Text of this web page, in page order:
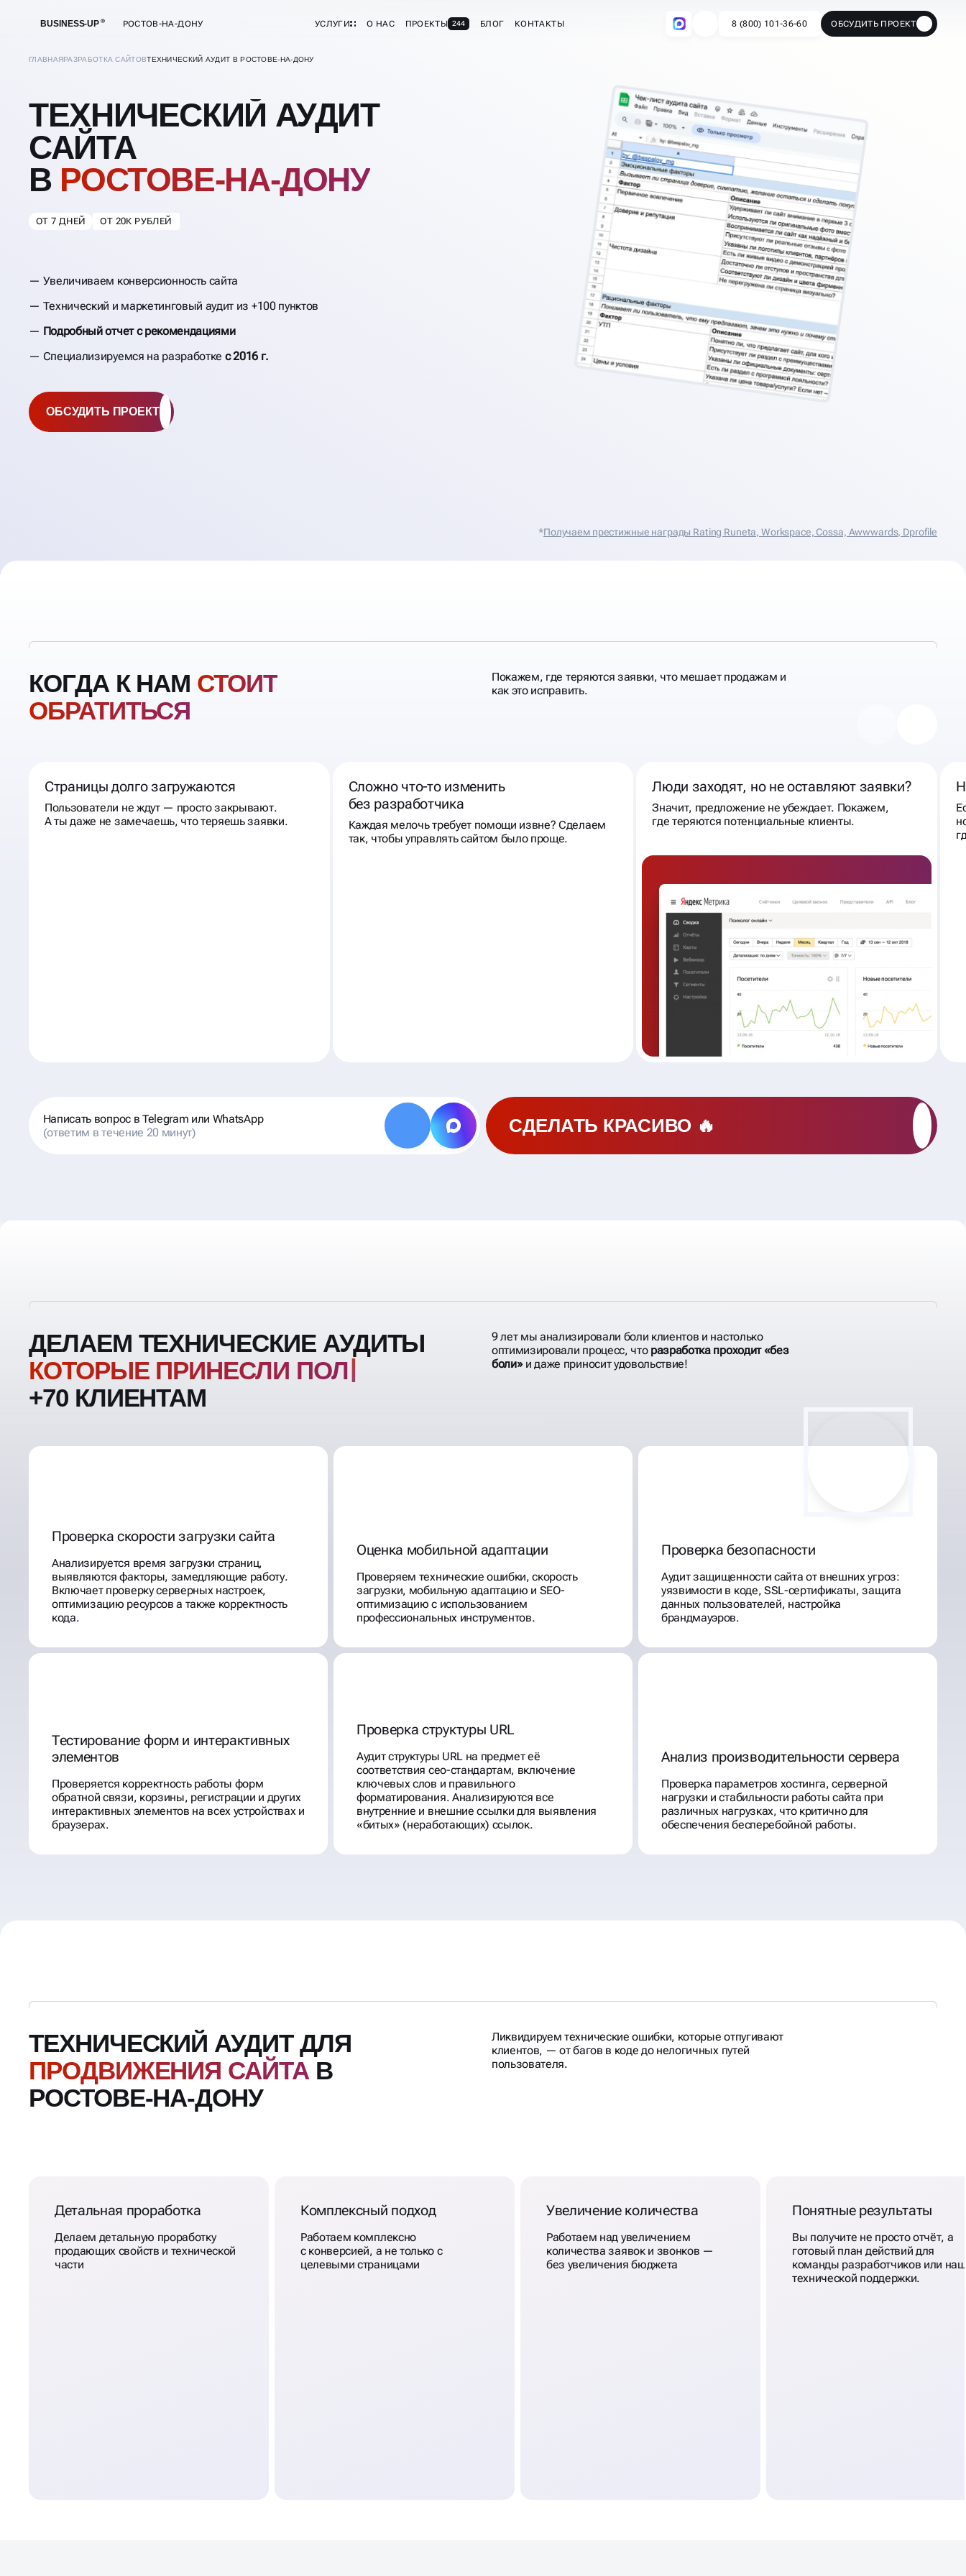
BUSINESS-UP РОСТОВ-НА-ДОНУ УСЛУГИ О НАС ПРОЕКТЫ 244 БЛОГ КОНТАКТЫ 8 (800) 101-36-60 ОБСУДИТЬ ПРОЕКТ
ГЛАВНАЯРАЗРАБОТКА САЙТОВТЕХНИЧЕСКИЙ АУДИТ В РОСТОВЕ-НА-ДОНУ
ТЕХНИЧЕСКИЙ АУДИТ
САЙТА
В РОСТОВЕ-НА-ДОНУ
ОТ 7 ДНЕЙ ОТ 20К РУБЛЕЙ
Увеличиваем конверсионность сайта
Технический и маркетинговый аудит из +100 пунктов
Подробный отчет с рекомендациями
Специализируемся на разработке с 2016 г.
ОБСУДИТЬ ПРОЕКТ
*Получаем престижные награды Rating Runeta, Workspace, Cossa, Аwwwards, Dprofile
КОГДА К НАМ СТОИТ
ОБРАТИТЬСЯ
Покажем, где теряются заявки, что мешает продажам и
как это исправить.
Страницы долго загружаются
Пользователи не ждут — просто закрывают.
А ты даже не замечаешь, что теряешь заявки.
Сложно что‑то изменить
без разработчика
Каждая мелочь требует помощи извне? Сделаем
так, чтобы управлять сайтом было проще.
Люди заходят, но не оставляют заявки?
Значит, предложение не убеждает. Покажем,
где теряются потенциальные клиенты.
Написать вопрос в Telegram или WhatsApp
(ответим в течение 20 минут)
СДЕЛАТЬ КРАСИВО 🔥
ДЕЛАЕМ ТЕХНИЧЕСКИЕ АУДИТЫ
КОТОРЫЕ ПРИНЕСЛИ ПОЛЬЗУ
+70 КЛИЕНТАМ
9 лет мы анализировали боли клиентов и настолько
оптимизировали процесс, что разработка проходит «без
боли»и даже приносит удовольствие!
Проверка скорости загрузки сайта
Анализируется время загрузки страниц,
выявляются факторы, замедляющие работу.
Включает проверку серверных настроек,
оптимизацию ресурсов а также корректность
кода.
Оценка мобильной адаптации
Проверяем технические ошибки, скорость
загрузки, мобильную адаптацию и SEO-
оптимизацию с использованием
профессиональных инструментов.
Проверка безопасности
Аудит защищенности сайта от внешних угроз:
уязвимости в коде, SSL-сертификаты, защита
данных пользователей, настройка
брандмауэров.
Тестирование форм и интерактивных
элементов
Проверяется корректность работы форм
обратной связи, корзины, регистрации и других
интерактивных элементов на всех устройствах и
браузерах.
Проверка структуры URL
Аудит структуры URL на предмет её
соответствия сео-стандартам, включение
ключевых слов и правильного
форматирования. Анализируются все
внутренние и внешние ссылки для выявления
«битых» (неработающих) ссылок.
Анализ производительности сервера
Проверка параметров хостинга, серверной
нагрузки и стабильности работы сайта при
различных нагрузках, что критично для
обеспечения бесперебойной работы.
ТЕХНИЧЕСКИЙ АУДИТ ДЛЯ
ПРОДВИЖЕНИЯ САЙТАВ
РОСТОВЕ-НА-ДОНУ
Ликвидируем технические ошибки, которые отпугивают
клиентов, — от багов в коде до нелогичных путей
пользователя.
Детальная проработка
Делаем детальную проработку
продающих свойств и технической
части
Комплексный подход
Работаем комплексно
с конверсией, а не только c
целевыми страницами
Увеличение количества
Работаем над увеличением
количества заявок и звонков —
без увеличения бюджета
Понятные результаты
Вы получите не просто отчёт, а
готовый план действий для
команды разработчиков или
технической поддержки.